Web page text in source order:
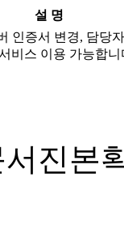
설 명
인증서 변경, 담당
비스 이용 가능합니
진본